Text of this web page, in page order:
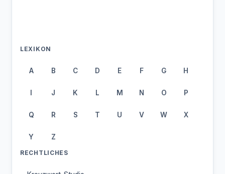
LEXIKON
A B C D E F G H
I J K L M N O P
Q R S T U V W X
Y Z
RECHTLICHES